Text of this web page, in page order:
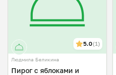
5.0(1)
Людмила Беликина
Пирог с яблоками и